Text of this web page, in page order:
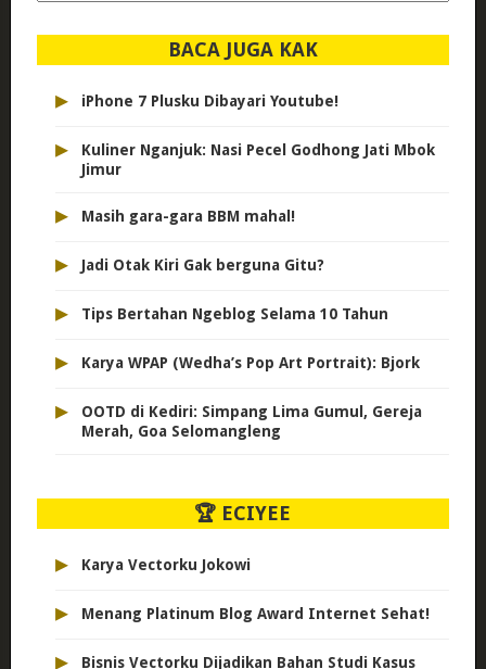
BACA JUGA KAK
▸ iPhone 7 Plusku Dibayari Youtube!
▸
Kuliner Nganjuk: Nasi Pecel Godhong Jati Mbok
Jimur
▸ Masih gara-gara BBM mahal!
▸ Jadi Otak Kiri Gak berguna Gitu?
▸ Tips Bertahan Ngeblog Selama 10 Tahun
▸ Karya WPAP (Wedha’s Pop Art Portrait): Bjork
▸
OOTD di Kediri: Simpang Lima Gumul, Gereja
Merah, Goa Selomangleng
🏆 ECIYEE
▸ Karya Vectorku Jokowi
▸ Menang Platinum Blog Award Internet Sehat!
▸ Bisnis Vectorku Dijadikan Bahan Studi Kasus